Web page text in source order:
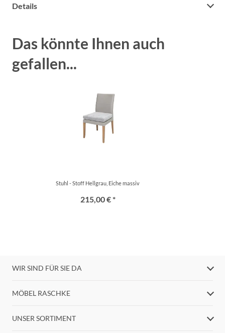
Details
Das könnte Ihnen auch
gefallen...
Stuhl - Stoff Hellgrau, Eiche massiv
215,00 € *
WIR SIND FÜR SIE DA
MÖBEL RASCHKE
UNSER SORTIMENT